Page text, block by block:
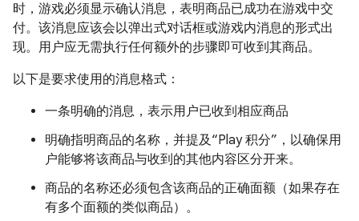
时，游戏必须显示确认消息，表明商品已成功在游戏中交
付。该消息应该会以弹出式对话框或游戏内消息的形式出
现。用户应无需执行任何额外的步骤即可收到其商品。
以下是要求使用的消息格式：
一条明确的消息，表示用户已收到相应商品
明确指明商品的名称，并提及“Play 积分”，以确保用
户能够将该商品与收到的其他内容区分开来。
商品的名称还必须包含该商品的正确面额（如果存在
有多个面额的类似商品）。